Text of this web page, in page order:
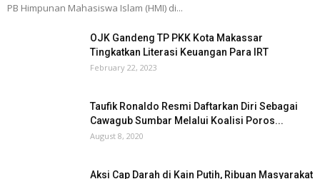
PB Himpunan Mahasiswa Islam (HMI) di...
OJK Gandeng TP PKK Kota Makassar
Tingkatkan Literasi Keuangan Para IRT
February 22, 2023
Taufik Ronaldo Resmi Daftarkan Diri Sebagai
Cawagub Sumbar Melalui Koalisi Poros...
August 8, 2020
Aksi Cap Darah di Kain Putih, Ribuan Masyarakat